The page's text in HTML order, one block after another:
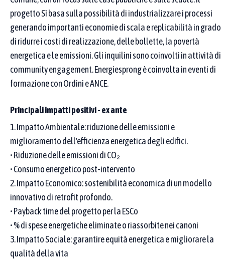
uno di quelli scelti.
1 2 3 4 5 6 7 8 9 10
15 Seleziona tutti
Aree tematiche
Puoi selezionare una o più aree tematiche dal menu. Se ne scegli
Per restringere ulteriormente, aggiungi parole chiave nei campi
sopra (denominazione o proponente): l’elenco mostra solo le
pratiche che rispettano sia il testo sia l’area.
Seleziona un'area tematica…
Affina la ricerca
Fai clic su una regione per scoprire la distribuzione
geografica delle Buone Pratiche (per Regione del
progetto Sì basa sulla possibilità di industrializzare i processi
generando importanti economie di scala e replicabilità in grado
di ridurre i costi di realizzazione, delle bollette, la povertà
energetica e le emissioni. Gli inquilini sono coinvolti in attività di
community engagement. Energiesprong è coinvolta in eventi di
formazione con Ordini e ANCE.
Principali impatti positivi - ex ante
1. Impatto Ambientale: riduzione delle emissioni e
miglioramento dell'efficienza energetica degli edifici.
• Riduzione delle emissioni di CO₂
• Consumo energetico post-intervento
2. Impatto Economico: sostenibilità economica di un modello
innovativo di retrofit profondo.
• Payback time del progetto per la ESCo
• % di spese energetiche eliminate o riassorbite nei canoni
3. Impatto Sociale: garantire equità energetica e migliorare la
qualità della vita